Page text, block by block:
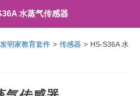
水蒸气传感器
明家教育套件 > 传感器 > HS-S36A 水